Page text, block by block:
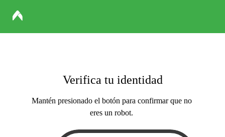
Verifica tu identidad
Mantén presionado el botón para confirmar que no
eres un robot.